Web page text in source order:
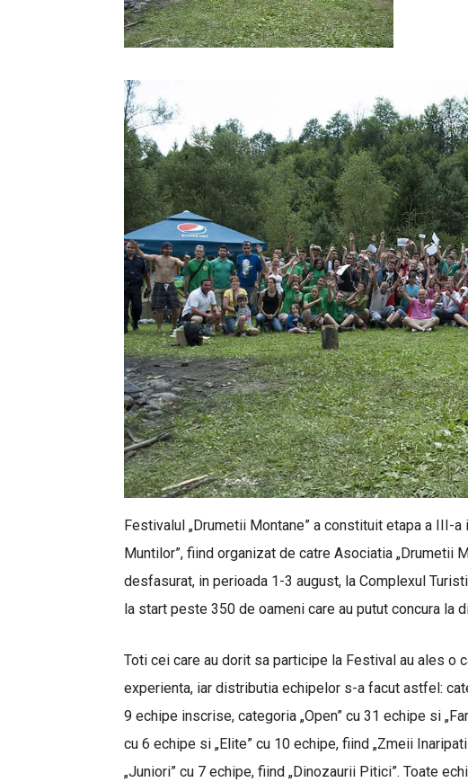
Festivalul „Drumetii Montane” a constituit etapa a III-
Muntilor”, fiind organizat de catre Asociatia „Drumetii
desfasurat, in perioada 1-3 august, la Complexul
la start peste 350 de oameni care au putut concura la
Toti cei care au dorit sa participe la Festival au ales o
experienta, iar distributia echipelor s-a facut astfel:
9 echipe inscrise, categoria „Open” cu 31 echipe si
cu 6 echipe si „Elite” cu 10 echipe, fiind „Zmeii
„Juniori” cu 7 echipe, fiind „Dinozaurii Pitici”. Toate